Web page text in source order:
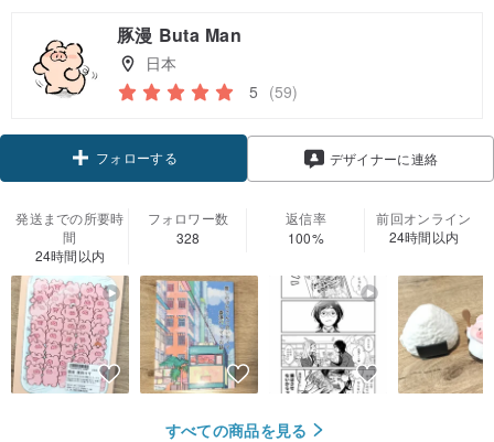
豚漫 Buta Man
日本
5 (59)
フォローする デザイナーに連絡
発送までの所要時
間
24時間以内
フォロワー数
328
返信率
100%
前回オンライン
24時間以内
すべての商品を見る